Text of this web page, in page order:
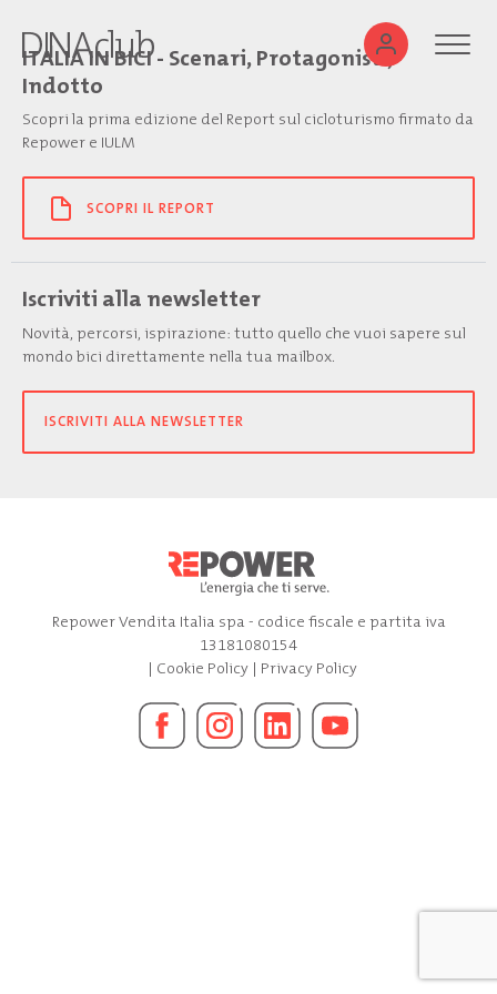
ITALIA IN BICI - Scenari, Protagonisti,
Indotto
Scopri la prima edizione del Report sul cicloturismo firmato da
Repower e IULM
SCOPRI IL REPORT
Iscriviti alla newsletter
Novità, percorsi, ispirazione: tutto quello che vuoi sapere sul
mondo bici direttamente nella tua mailbox.
ISCRIVITI ALLA NEWSLETTER
Repower Vendita Italia spa - codice fiscale e partita iva
13181080154
| Cookie Policy| Privacy Policy